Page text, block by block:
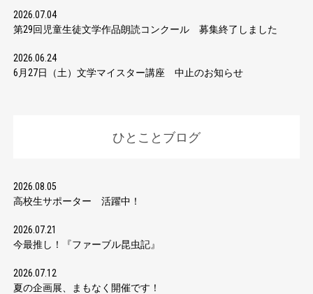
2026.07.04
第29回児童生徒文学作品朗読コンクール 募集終了しました
2026.06.24
6月27日（土）文学マイスター講座 中止のお知らせ
ひとことブログ
2026.08.05
高校生サポーター 活躍中！
2026.07.21
今最推し！『ファーブル昆虫記』
2026.07.12
夏の企画展、まもなく開催です！